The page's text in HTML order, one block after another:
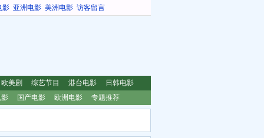
影 亚洲电影 美洲电影 访客留言
欧美剧 综艺节目 港台电影
日韩电影
影 国产电影 欧洲电影 专题推荐